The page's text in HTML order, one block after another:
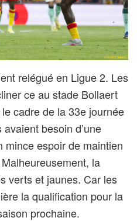
relégué en Ligue 2. Les
ce au stade Bollaert
cadre de la 33e journée
besoin d’une
mince espoir de maintien
la
verts et jaunes. Car les
la qualification pour la
prochaine.